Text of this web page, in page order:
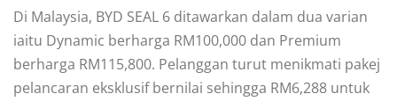
Di Malaysia, BYD SEAL 6 ditawarkan dalam dua varian
iaitu Dynamic berharga RM100,000 dan Premium
berharga RM115,800. Pelanggan turut menikmati pakej
pelancaran eksklusif bernilai sehingga RM6,288 untuk